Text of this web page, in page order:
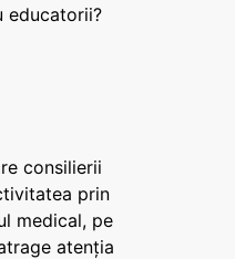
educatorii?
consilierii
prin
medical, pe
atenția